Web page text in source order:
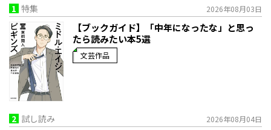
1 特集 2026年08月03日
【ブックガイド】「中年になったな」と思っ
たら読みたい本5選
文芸作品
2 試し読み 2026年08月04日